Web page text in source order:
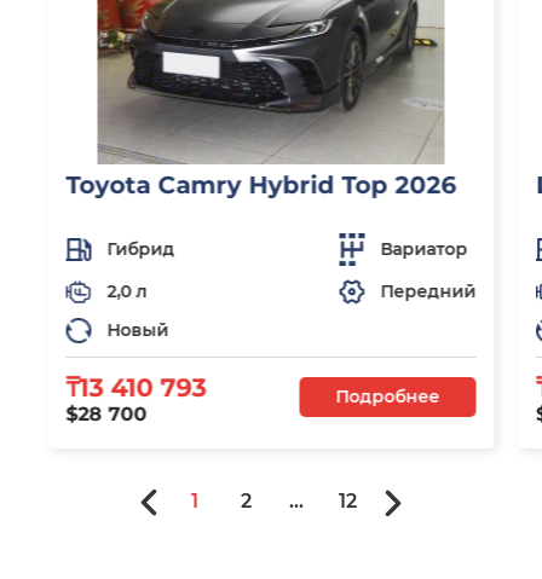
Toyota Camry Hybrid Top 2026
Гибрид
Вариатор
2,0 л
Передний
Новый
₸13 410 793
$28 700
Подробнее
1 2 ... 12